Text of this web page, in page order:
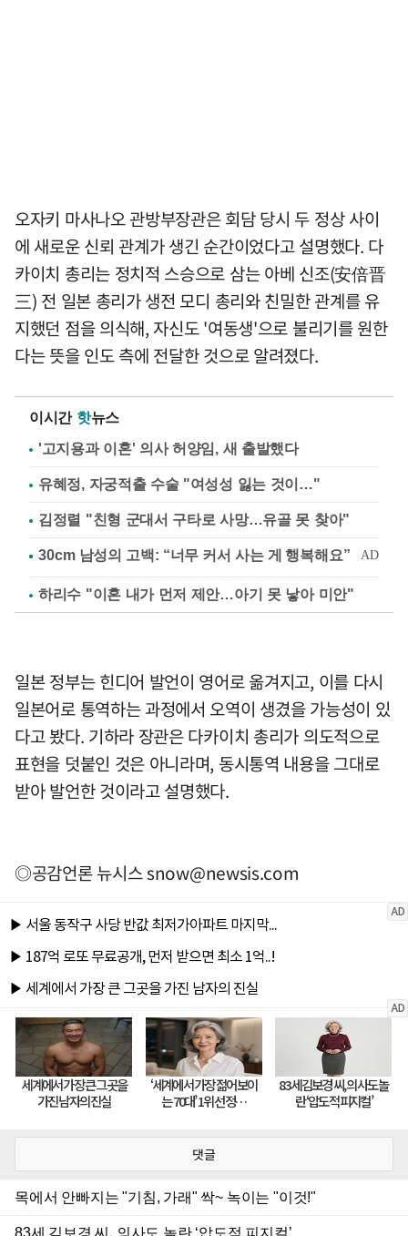
오자키 마사나오 관방부장관은 회담 당시 두 정상 사이
에 새로운 신뢰 관계가 생긴 순간이었다고 설명했다. 다
카이치 총리는 정치적 스승으로 삼는 아베 신조(安倍晋
三) 전 일본 총리가 생전 모디 총리와 친밀한 관계를 유
지했던 점을 의식해, 자신도 '여동생'으로 불리기를 원한
다는 뜻을 인도 측에 전달한 것으로 알려졌다.
이시간 핫뉴스
'고지용과 이혼' 의사 허양임, 새 출발했다
유혜정, 자궁적출 수술 "여성성 잃는 것이…"
김정렬 "친형 군대서 구타로 사망…유골 못 찾아"
하리수 "이혼 내가 먼저 제안…아기 못 낳아 미안"
일본 정부는 힌디어 발언이 영어로 옮겨지고, 이를 다시
일본어로 통역하는 과정에서 오역이 생겼을 가능성이 있
다고 봤다. 기하라 장관은 다카이치 총리가 의도적으로
표현을 덧붙인 것은 아니라며, 동시통역 내용을 그대로
받아 발언한 것이라고 설명했다.
◎공감언론 뉴시스snow@newsis.com
댓글